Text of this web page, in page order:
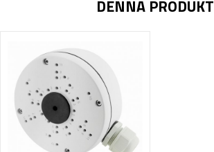
DENNA PRODUKT